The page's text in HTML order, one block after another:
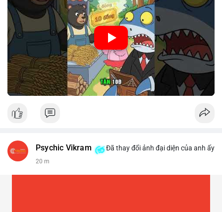
🎥 Xem video trực tiếp tại:
Nguồn: Cú Thông Thái
Psychic Vikram Đã thay đổi ảnh đại diện của anh ấy
20 m